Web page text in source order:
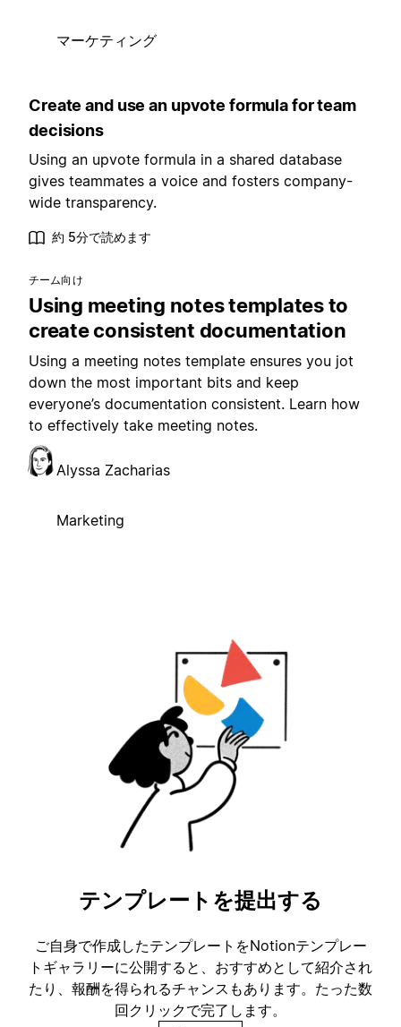
マーケティング
Create and use an upvote formula for team
decisions
Using an upvote formula in a shared database
gives teammates a voice and fosters company-
wide transparency.
約 5分で読めます
チーム向け
Using meeting notes templates to
create consistent documentation
Using a meeting notes template ensures you jot
down the most important bits and keep
everyone’s documentation consistent. Learn how
to effectively take meeting notes.
Alyssa Zacharias
Marketing
テンプレートを提出する
ご自身で作成したテンプレートをNotionテンプレー
トギャラリーに公開すると、おすすめとして紹介され
たり、報酬を得られるチャンスもあります。たった数
回クリックで完了します。